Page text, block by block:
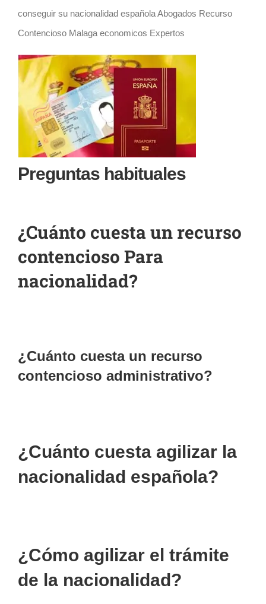
conseguir su nacionalidad española Abogados Recurso
Contencioso Malaga economicos Expertos
Preguntas habituales
¿Cuánto cuesta un recurso
contencioso Para
nacionalidad?
¿Cuánto cuesta un recurso
contencioso administrativo?
¿Cuánto cuesta agilizar la
nacionalidad española?
¿Cómo agilizar el trámite
de la nacionalidad?